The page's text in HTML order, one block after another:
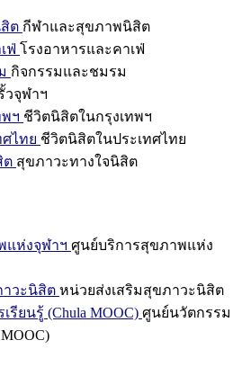
ต กีฬาและสุขภาพนิสิต
ฟ่ โรงอาหารและคาเฟ่
กิจกรรมและชมรม
วจุฬาฯ
ฯ ชีวิตนิสิตในกรุงเทพฯ
ไทย ชีวิตนิสิตในประเทศไทย
ต สุขภาวะทางใจนิสิต
แห่งจุฬาฯ ศูนย์บริการสุขภาพแห่ง
าวะนิสิต หน่วยส่งเสริมสุขภาวะนิสิต
ยนรู้ (Chula MOOC) ศูนย์นวัตกรรม